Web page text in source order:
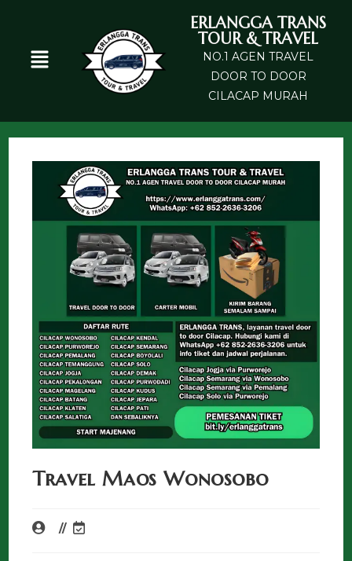
ERLANGGA TRANS
TOUR & TRAVEL
NO.1 AGEN TRAVEL
DOOR TO DOOR
CILACAP MURAH
Travel Maos Wonosobo